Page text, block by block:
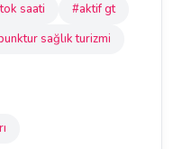
saati
#aktif gt
sağlık turizmi